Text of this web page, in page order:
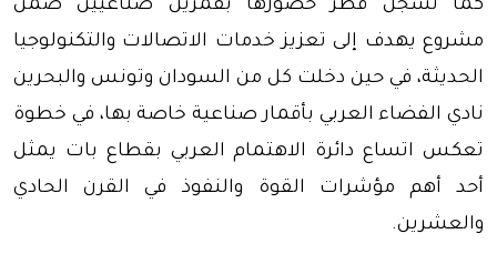
كما تسجل قطر حضورها بقمرين صناعيين ضمن
مشروع يهدف إلى تعزيز خدمات الاتصالات والتكنولوجيا
الحديثة، في حين دخلت كل من السودان وتونس والبحرين
نادي الفضاء العربي بأقمار صناعية خاصة بها، في خطوة
تعكس اتساع دائرة الاهتمام العربي بقطاع بات يمثل
أحد أهم مؤشرات القوة والنفوذ في القرن الحادي
والعشرين.